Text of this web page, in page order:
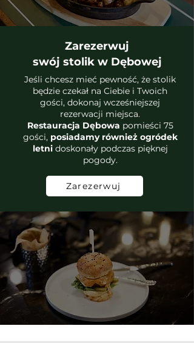
Zarezerwuj
swój stolik w Dębowej
Jeśli chcesz mieć pewność, że stolik
będzie czekał na Ciebie i Twoich
gości, dokonaj wcześniejszej
rezerwacji miejsca.
Restauracja Dębowa pomieści 75
gości, posiadamy również ogródek
letnidoskonały podczas pięknej
pogody.
Zarezerwuj